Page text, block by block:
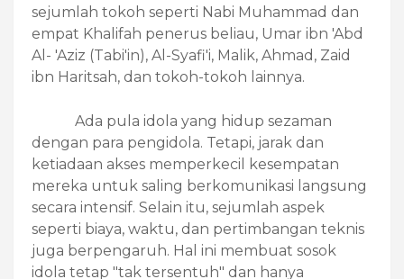
sejumlah tokoh seperti Nabi Muhammad dan
empat Khalifah penerus beliau, Umar ibn 'Abd
Al- 'Aziz (Tabi'in), Al-Syafi'i, Malik, Ahmad, Zaid
ibn Haritsah, dan tokoh-tokoh lainnya.
Ada pula idola yang hidup sezaman
dengan para pengidola. Tetapi, jarak dan
ketiadaan akses memperkecil kesempatan
mereka untuk saling berkomunikasi langsung
secara intensif. Selain itu, sejumlah aspek
seperti biaya, waktu, dan pertimbangan teknis
juga berpengaruh. Hal ini membuat sosok
idola tetap "tak tersentuh" dan hanya